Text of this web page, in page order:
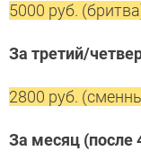
5000 руб.
За третий/
2800 руб.
За месяц (после